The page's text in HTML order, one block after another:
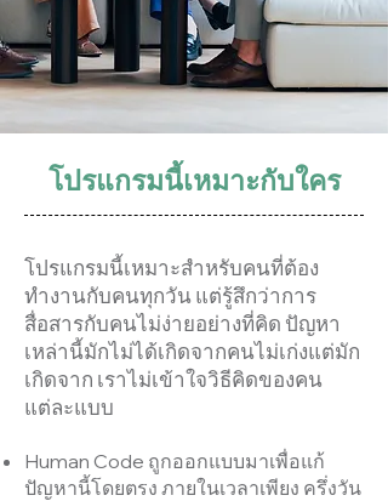
โปรแกรมนี้เหมาะกับใคร
โปรแกรมนี้เหมาะสำหรับคนที่ต้อง
ทำงานกับคนทุกวัน แต่รู้สึกว่าการ
สื่อสารกับคนไม่ง่ายอย่างที่คิด ปัญหา
เหล่านี้มักไม่ได้เกิดจากคนไม่เก่งแต่มัก
เกิดจาก เราไม่เข้าใจวิธีคิดของคน
แต่ละแบบ
Human Code ถูกออกแบบมาเพื่อแก้
ปัญหานี้โดยตรง ภายในเวลาเพียง ครึ่งวัน